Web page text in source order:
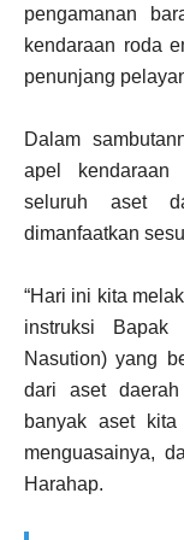
pengamanan
kendaraan roda
penunjang
Dalam
apel kendaraan
seluruh aset
dimanfaatkan
“Hari ini kita
instruksi Bapak
Nasution) yang
dari aset
banyak aset
menguasainya,
Harahap.